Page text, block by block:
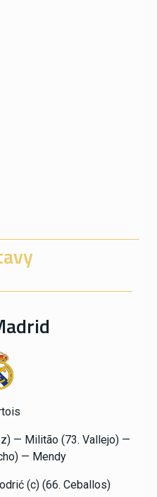
— Militão (73. Vallejo) —
— Mendy
(c) (66. Ceballos)